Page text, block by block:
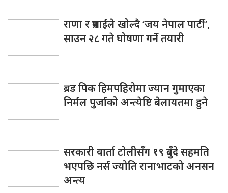
राणा र प्रसाईंले खोल्दै ‘जय नेपाल पार्टी’,
साउन २८ गते घोषणा गर्ने तयारी
ब्रड पिक हिमपहिरोमा ज्यान गुमाएका
निर्मल पुर्जाको अन्त्येष्टि बेलायतमा हुने
सरकारी वार्ता टोलीसँग १९ बुँदे सहमति
भएपछि नर्स ज्योति रानाभाटको अनसन
अन्त्य